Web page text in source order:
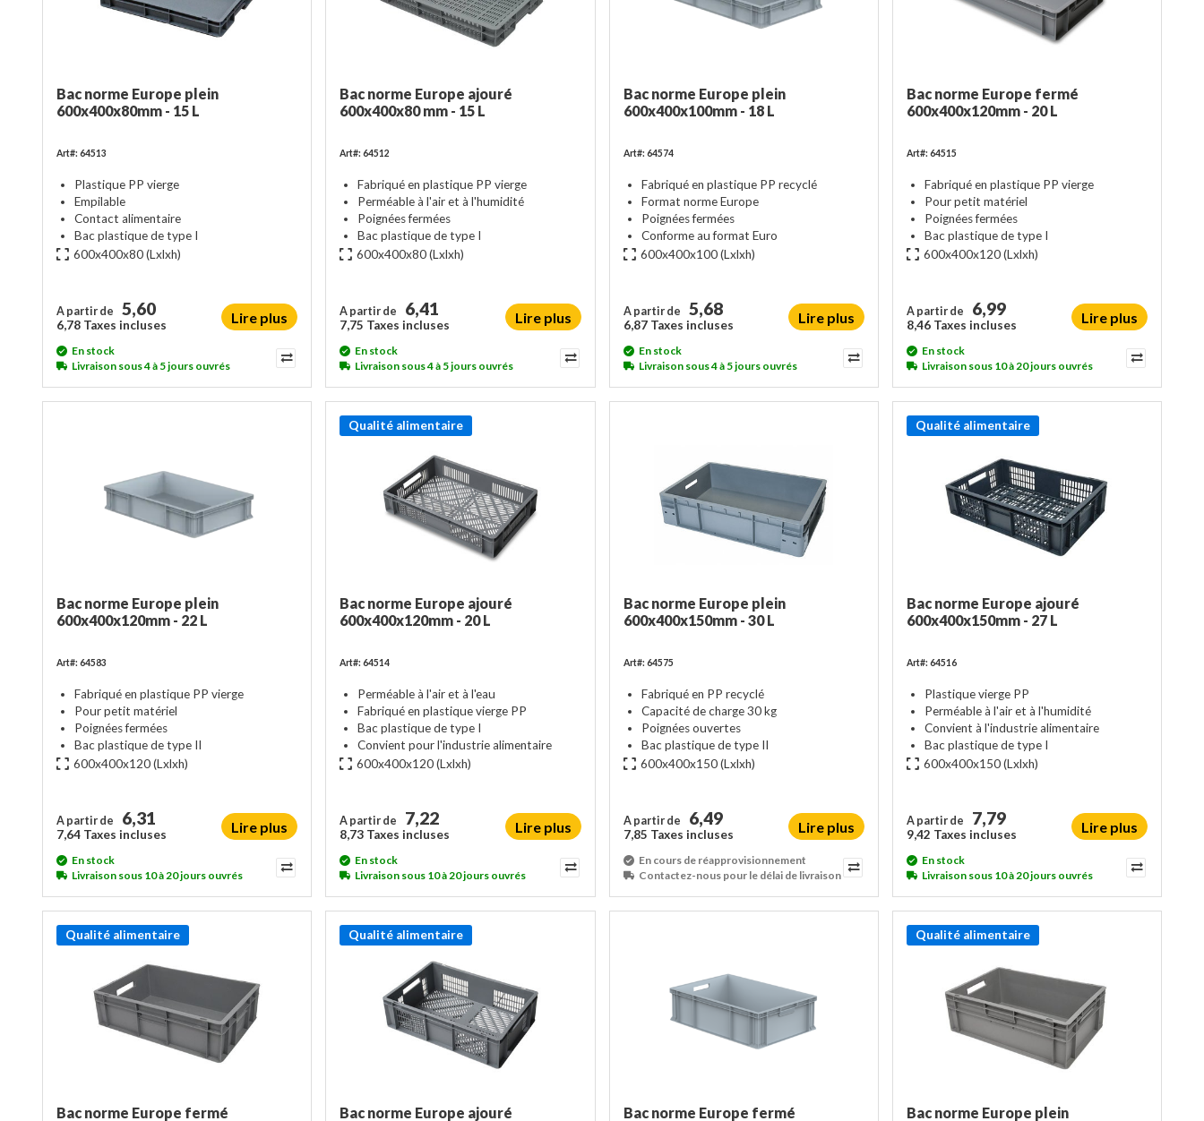
Bac norme Europe plein
600x400x80mm - 15 L
Art#: 64513
Plastique PP vierge
Empilable
Contact alimentaire
Bac plastique de type I
600x400x80(Lxlxh)
A partir de 5,60
6,78 Taxes incluses Lire plus
En stock
Livraison sous 4 à 5 jours ouvrés
Bac norme Europe ajouré
600x400x80 mm - 15 L
Art#: 64512
Fabriqué en plastique PP vierge
Perméable à l'air et à l'humidité
Poignées fermées
Bac plastique de type I
600x400x80(Lxlxh)
A partir de 6,41
7,75 Taxes incluses Lire plus
En stock
Livraison sous 4 à 5 jours ouvrés
Bac norme Europe plein
600x400x100mm - 18 L
Art#: 64574
Fabriqué en plastique PP recyclé
Format norme Europe
Poignées fermées
Conforme au format Euro
600x400x100(Lxlxh)
A partir de 5,68
6,87 Taxes incluses Lire plus
En stock
Livraison sous 4 à 5 jours ouvrés
Bac norme Europe fermé
600x400x120mm - 20 L
Art#: 64515
Fabriqué en plastique PP vierge
Pour petit matériel
Poignées fermées
Bac plastique de type I
600x400x120(Lxlxh)
A partir de 6,99
8,46 Taxes incluses Lire plus
En stock
Livraison sous 10 à 20 jours ouvrés
Bac norme Europe plein
600x400x120mm - 22 L
Art#: 64583
Fabriqué en plastique PP vierge
Pour petit matériel
Poignées fermées
Bac plastique de type II
600x400x120(Lxlxh)
A partir de 6,31
7,64 Taxes incluses Lire plus
En stock
Livraison sous 10 à 20 jours ouvrés
Qualité alimentaire
Bac norme Europe ajouré
600x400x120mm - 20 L
Art#: 64514
Perméable à l'air et à l'eau
Fabriqué en plastique vierge PP
Bac plastique de type I
Convient pour l'industrie alimentaire
600x400x120(Lxlxh)
A partir de 7,22
8,73 Taxes incluses Lire plus
En stock
Livraison sous 10 à 20 jours ouvrés
Bac norme Europe plein
600x400x150mm - 30 L
Art#: 64575
Fabriqué en PP recyclé
Capacité de charge 30 kg
Poignées ouvertes
Bac plastique de type II
600x400x150(Lxlxh)
A partir de 6,49
7,85 Taxes incluses Lire plus
En cours de réapprovisionnement
Contactez-nous pour le délai de livraison
Qualité alimentaire
Bac norme Europe ajouré
600x400x150mm - 27 L
Art#: 64516
Plastique vierge PP
Perméable à l'air et à l'humidité
Convient à l'industrie alimentaire
Bac plastique de type I
600x400x150(Lxlxh)
A partir de 7,79
9,42 Taxes incluses Lire plus
En stock
Livraison sous 10 à 20 jours ouvrés
Qualité alimentaire
Bac norme Europe fermé
Qualité alimentaire
Bac norme Europe ajouré Bac norme Europe fermé
Qualité alimentaire
Bac norme Europe plein